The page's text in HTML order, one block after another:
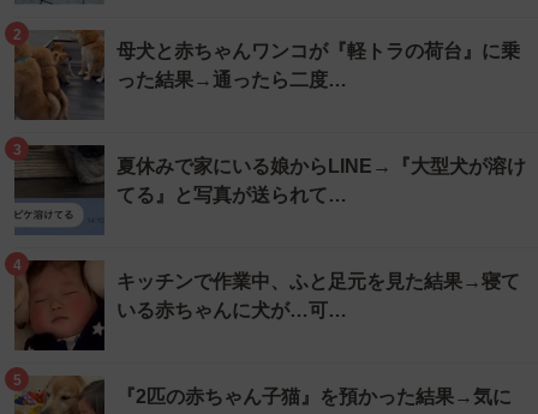
2
母犬と赤ちゃんワンコが『軽トラの荷台』に乗
った結果→通ったら二度…
3
夏休みで家にいる娘からLINE→『大型犬が溶け
てる』と写真が送られて…
4
キッチンで作業中、ふと足元を見た結果→寝て
いる赤ちゃんに犬が…可…
5
『2匹の赤ちゃん子猫』を預かった結果→気に